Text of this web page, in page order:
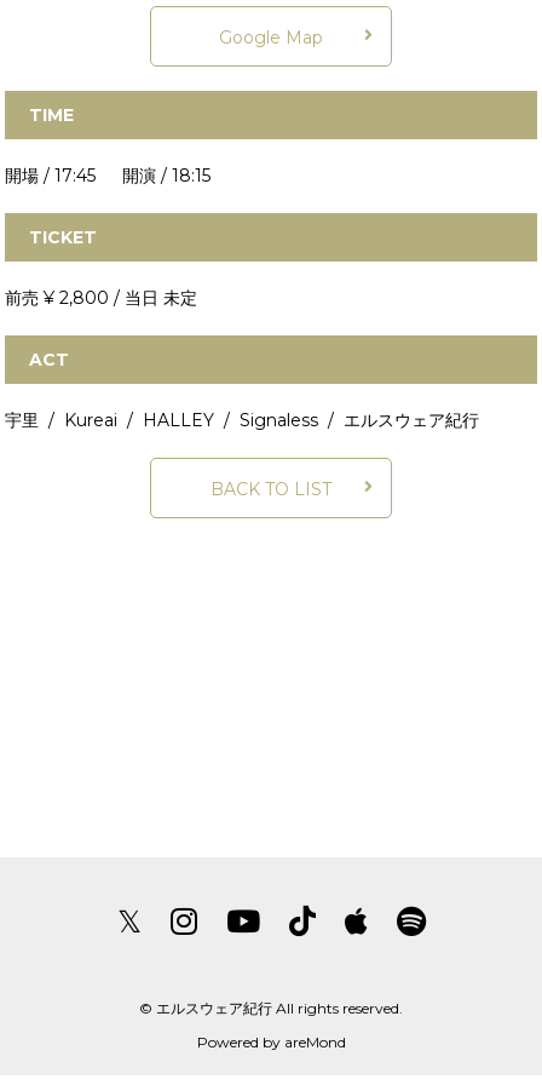
Google Map
TIME
開場 / 17:45 開演 / 18:15
TICKET
前売 ¥ 2,800 / 当日 未定
ACT
宇里 / Kureai / HALLEY / Signaless / エルスウェア紀行
BACK TO LIST
𝕏
© エルスウェア紀行 All rights reserved.
Powered by areMond